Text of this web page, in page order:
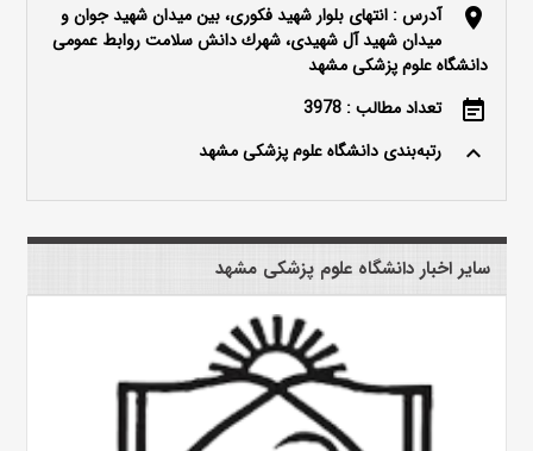
location_on
آدرس : انتهای بلوار شهید فکوری، بین میدان شهید جوان و
میدان شهید آل شهیدی، شهرك دانش سلامت روابط عمومی
دانشگاه علوم پزشکی مشهد
event_note تعداد مطالب : 3978
keyboard_arrow_up رتبه‌بندی دانشگاه علوم پزشکی مشهد
سایر اخبار دانشگاه علوم پزشکی مشهد